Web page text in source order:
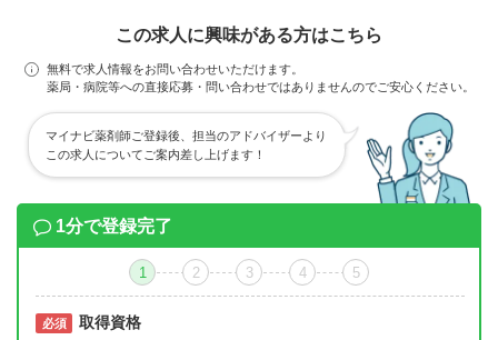
この求人に興味がある方はこちら
無料で求人情報をお問い合わせいただけます。
薬局・病院等への直接応募・問い合わせではありませんのでご安心ください。
マイナビ薬剤師ご登録後、担当のアドバイザーより
この求人についてご案内差し上げます！
1分で登録完了
1 2 3 4 5
必須 取得資格